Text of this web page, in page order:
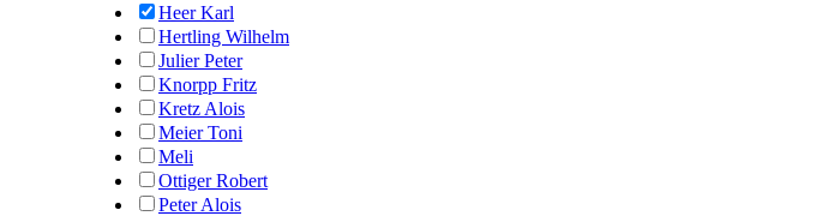
Heer Karl
Hertling Wilhelm
Julier Peter
Knorpp Fritz
Kretz Alois
Meier Toni
Meli
Ottiger Robert
Peter Alois